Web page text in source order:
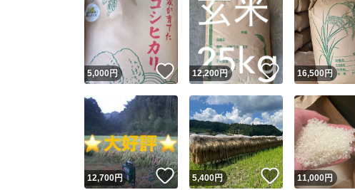
5,000円 いいね！
12,200円 いいね！
16,500円
12,700円 いいね！
5,400円 いいね！
11,000円